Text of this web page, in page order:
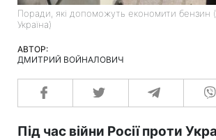
Поради, які допоможуть економити бензин
Україна)
АВТОР:
ДМИТРИЙ ВОЙНАЛОВИЧ
Під час війни Росії проти